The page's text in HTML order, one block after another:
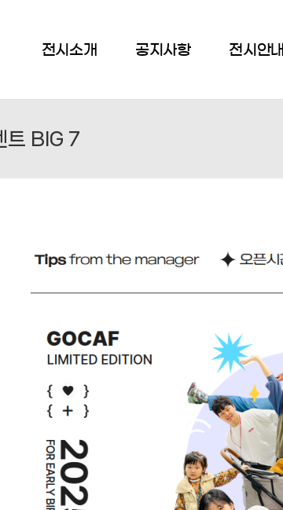
전시소개 공지사항 전시안내
트 BIG 7